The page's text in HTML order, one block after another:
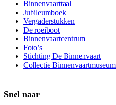
Binnenvaarttaal
Jubileumboek
Vergaderstukken
De roeiboot
Binnenvaartcentrum
Foto’s
Stichting De Binnenvaart
Collectie Binnenvaartmuseum
Snel naar